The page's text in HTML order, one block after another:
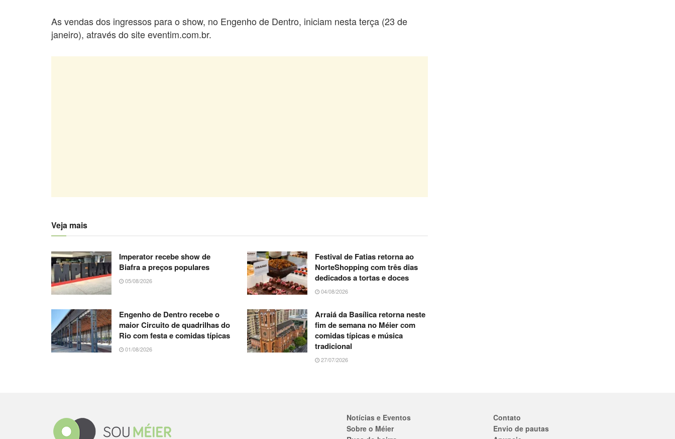
As vendas dos ingressos para o show, no Engenho de Dentro, iniciam nesta terça (23 de
janeiro), através do site eventim.com.br.
Veja mais
Imperator recebe show de
Biafra a preços populares
05/08/2026
Festival de Fatias retorna ao
NorteShopping com três dias
dedicados a tortas e doces
04/08/2026
Engenho de Dentro recebe o
maior Circuito de quadrilhas do
Rio com festa e comidas típicas
01/08/2026
Arraiá da Basílica retorna neste
fim de semana no Méier com
comidas típicas e música
tradicional
27/07/2026
Notícias e Eventos
Sobre o Méier
Contato
Envio de pautas